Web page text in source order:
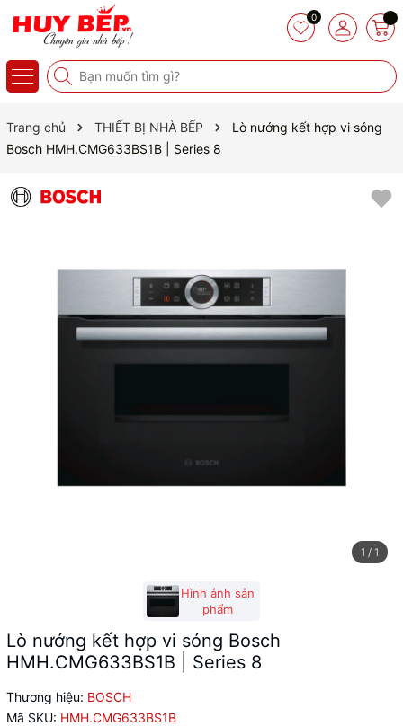
0
Trang chủ THIẾT BỊ NHÀ BẾP
Lò nướng kết hợp vi sóng
Bosch HMH.CMG633BS1B | Series 8
1 / 1
Hình ảnh sản
phẩm
Lò nướng kết hợp vi sóng Bosch
HMH.CMG633BS1B | Series 8
Thương hiệu: BOSCH
Mã SKU: HMH.CMG633BS1B